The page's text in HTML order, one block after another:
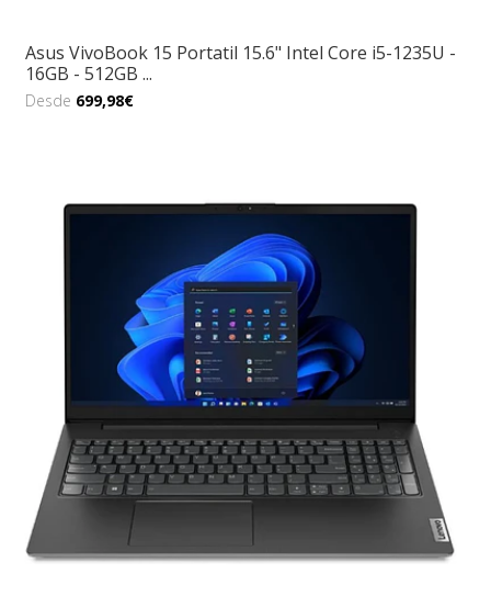
Asus VivoBook 15 Portatil 15.6" Intel Core i5-1235U -
16GB - 512GB ...
Desde 699,98€